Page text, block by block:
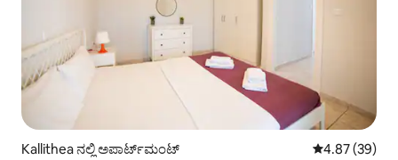
Kallithea ನಲ್ಲಿ ಅಪಾರ್ಟ್‌ಮಂಟ್ 5 ರಲ್ಲಿ 4.87
4.87 (39)